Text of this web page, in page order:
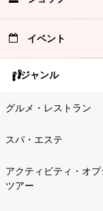
イベント
ジャンル
グルメ・レストラン
スパ・エステ
アクティビティ・オ
ツアー